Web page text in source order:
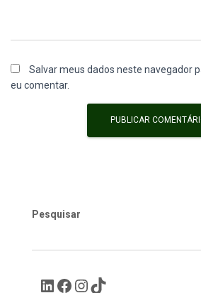
Salvar meus dados neste navegador
eu comentar.
Pesquisar